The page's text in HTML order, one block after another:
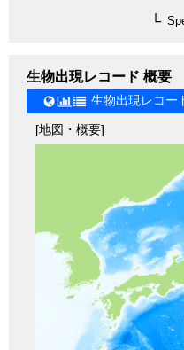
生物出現レコード 概要
生物出現レコ
[地図・概要]